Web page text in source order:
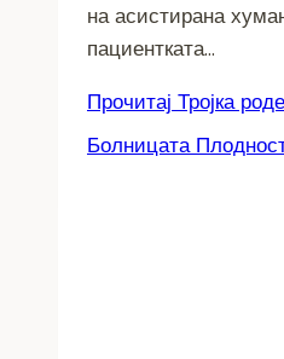
на асистирана
пациентката…
Прочитај Тројка
Болницата